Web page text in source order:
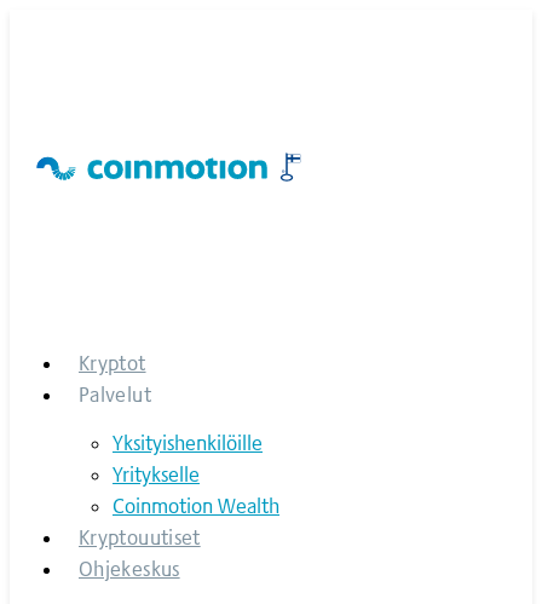
Kryptot
Palvelut
Yksityishenkilöille
Yritykselle
Coinmotion Wealth
Kryptouutiset
Ohjekeskus